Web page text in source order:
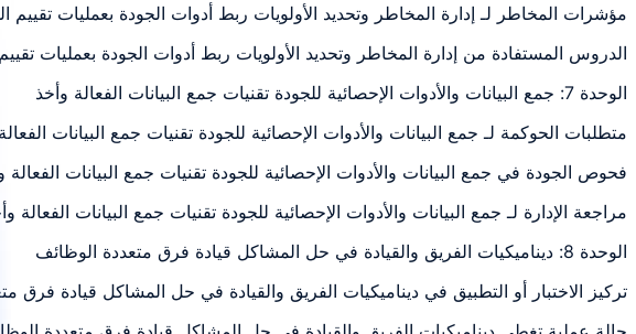
مؤشرات المخاطر لـ إدارة المخاطر وتحديد الأولويات ربط أدوات الجودة بعمليات
الدروس المستفادة من إدارة المخاطر وتحديد الأولويات ربط أدوات الجودة بعمليات
الوحدة 7: جمع البيانات والأدوات الإحصائية للجودة تقنيات جمع البيانات الفعالة وأخذ
متطلبات الحوكمة لـ جمع البيانات والأدوات الإحصائية للجودة تقنيات جمع البيانات
فحوص الجودة في جمع البيانات والأدوات الإحصائية للجودة تقنيات جمع البيانات
مراجعة الإدارة لـ جمع البيانات والأدوات الإحصائية للجودة تقنيات جمع البيانات
الوحدة 8: ديناميكيات الفريق والقيادة في حل المشاكل قيادة فرق متعددة الوظائف
تركيز الاختبار أو التطبيق في ديناميكيات الفريق والقيادة في حل المشاكل قيادة